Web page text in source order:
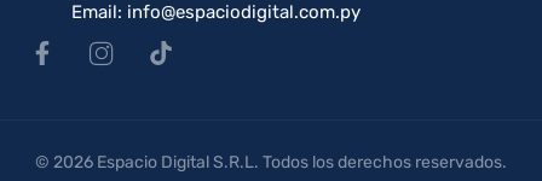
Email: info@espaciodigital.com.py
© 2026 Espacio Digital S.R.L. Todos los derechos reservados.